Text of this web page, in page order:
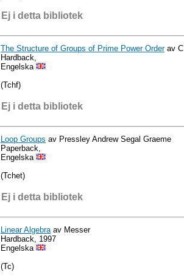
Ej i detta bibliotek
The Structure of Groups of Prime Power Orderav
Hardback,
Engelska
(Tchf)
Ej i detta bibliotek
Loop Groups av Pressley Andrew Segal Graeme
Paperback,
Engelska
(Tchet)
Ej i detta bibliotek
Linear Algebra av Messer
Hardback, 1997
Engelska
(Tc)